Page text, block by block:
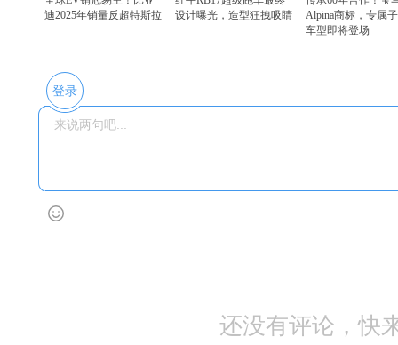
迪2025年销量反超特斯拉
设计曝光，造型狂拽吸睛
Alpina商标，专属
车型即将登场
登录
还没有评论，快